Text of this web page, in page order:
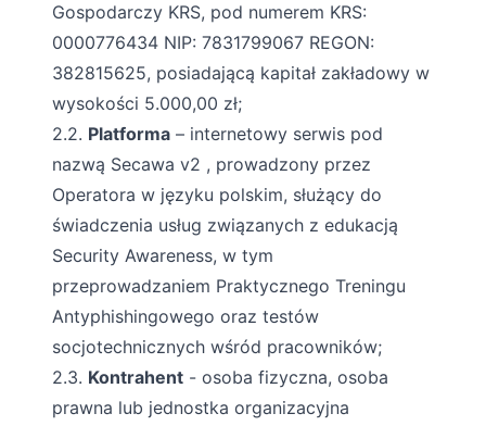
Gospodarczy KRS, pod numerem KRS:
0000776434 NIP: 7831799067 REGON:
382815625, posiadającą kapitał zakładowy w
wysokości 5.000,00 zł;
2.2. Platforma – internetowy serwis pod
nazwą Secawa v2 , prowadzony przez
Operatora w języku polskim, służący do
świadczenia usług związanych z edukacją
Security Awareness, w tym
przeprowadzaniem Praktycznego Treningu
Antyphishingowego oraz testów
socjotechnicznych wśród pracowników;
2.3. Kontrahent - osoba fizyczna, osoba
prawna lub jednostka organizacyjna